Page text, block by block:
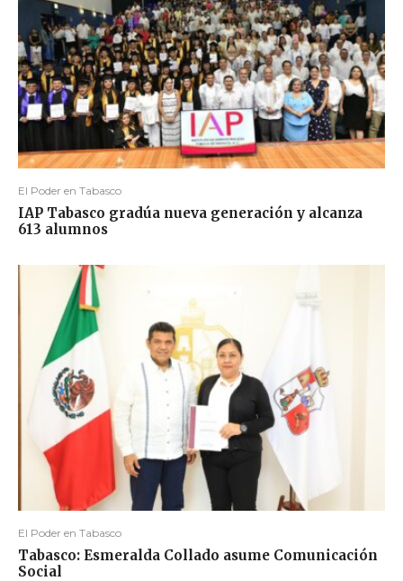
El Poder en Tabasco
IAP Tabasco gradúa nueva generación y alcanza
613 alumnos
El Poder en Tabasco
Tabasco: Esmeralda Collado asume Comunicación
Social